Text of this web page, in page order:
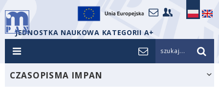
JEDNOSTKA NAUKOWA KATEGORII A+
szukaj...
CZASOPISMA IMPAN